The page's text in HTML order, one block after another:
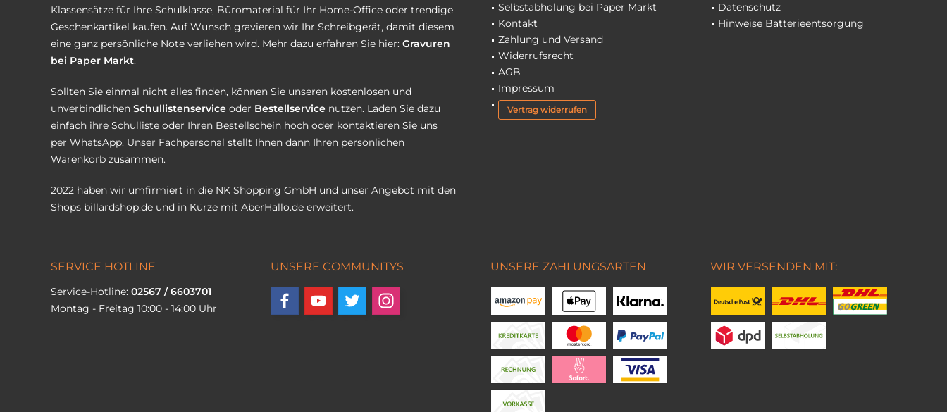
Klassensätze für Ihre Schulklasse, Büromaterial für Ihr Home-Office oder trendige
Geschenkartikel kaufen. Auf Wunsch gravieren wir Ihr Schreibgerät, damit diesem
eine ganz persönliche Note verliehen wird. Mehr dazu erfahren Sie hier: Gravuren
bei Paper Markt.
Sollten Sie einmal nicht alles finden, können Sie unseren kostenlosen und
unverbindlichen Schullistenservice oder Bestellservice nutzen. Laden Sie dazu
einfach ihre Schulliste oder Ihren Bestellschein hoch oder kontaktieren Sie uns
per WhatsApp. Unser Fachpersonal stellt Ihnen dann Ihren persönlichen
Warenkorb zusammen.
2022 haben wir umfirmiert in die NK Shopping GmbH und unser Angebot mit den
Shops billardshop.de und in Kürze mit AberHallo.de erweitert.
Selbstabholung bei Paper Markt
Kontakt
Zahlung und Versand
Widerrufsrecht
AGB
Impressum
Vertrag widerrufen
Datenschutz
Hinweise Batterieentsorgung
SERVICE HOTLINE
Service-Hotline: 02567 / 6603701
Montag - Freitag 10:00 - 14:00 Uhr
UNSERE COMMUNITYS UNSERE ZAHLUNGSARTEN WIR VERSENDEN MIT: